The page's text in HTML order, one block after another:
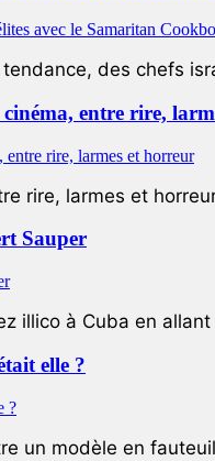
des chefs
entre rire,
rire, larmes et
Sauper
illico à Cuba en allant
elle ?
un modèle en